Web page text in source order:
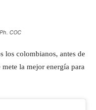
COC
los colombianos, antes de
la mejor energía para